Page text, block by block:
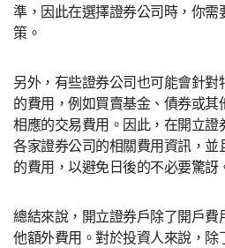
準，因此在選擇證券公司時，你
策。
另外，有些證券公司也可能會針
的費用，例如買賣基金、債券或
相應的交易費用。因此，在開立證
各家證券公司的相關費用資訊，並
的費用，以避免日後的不必要驚訝
總結來說，開立證券戶除了開戶
他額外費用。對於投資人來說，除